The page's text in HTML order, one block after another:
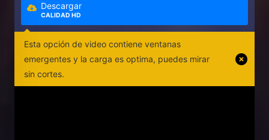
Descargar
CALIDAD HD
Esta opción de video contiene ventanas
emergentes y la carga es optima, puedes mirar
sin cortes.